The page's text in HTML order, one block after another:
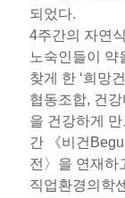
되었다.
4주간의 자연
노숙인들이 약
찾게 한 ‘희망
협동조합, 건
을 건강하게
간 《비건
전〉을 연재하
직업환경의학